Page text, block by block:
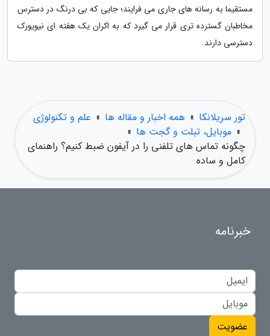
مستقیما به رسانه های جاری می فرایند؛ جایی که بی درنگ در دسترس
مخاطبان گسترده تری قرار می گیرد که به اکران یک هفته ای نیویورک
دسترسی دارند.
تور سریلانکا » همه اخبار و مقاله ها » علم و تکنولوژی
» موبایل، تبلت و گجت ها »
چگونه تماس های تلفنی را در آیفون ضبط کنیم؟ راهنمای
کامل و ساده
خبرنامه
عضویت